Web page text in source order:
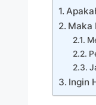
Maka
Ingin